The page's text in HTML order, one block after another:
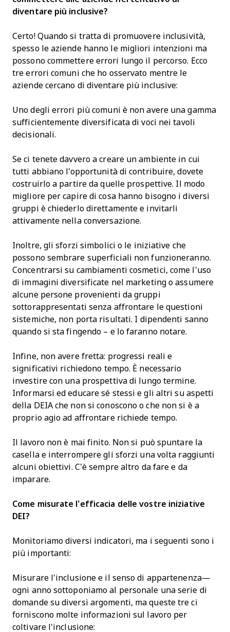
diventare più inclusive?
Certo! Quando si tratta di promuovere inclusività,
spesso le aziende hanno le migliori intenzioni ma
possono commettere errori lungo il percorso. Ecco
tre errori comuni che ho osservato mentre le
aziende cercano di diventare più inclusive:
Uno degli errori più comuni è non avere una gamma
sufficientemente diversificata di voci nei tavoli
decisionali.
Se ci tenete davvero a creare un ambiente in cui
tutti abbiano l'opportunità di contribuire, dovete
costruirlo a partire da quelle prospettive. Il modo
migliore per capire di cosa hanno bisogno i diversi
gruppi è chiederlo direttamente e invitarli
attivamente nella conversazione.
Inoltre, gli sforzi simbolici o le iniziative che
possono sembrare superficiali non funzioneranno.
Concentrarsi su cambiamenti cosmetici, come l’uso
di immagini diversificate nel marketing o assumere
alcune persone provenienti da gruppi
sottorappresentati senza affrontare le questioni
sistemiche, non porta risultati. I dipendenti sanno
quando si sta fingendo – e lo faranno notare.
Infine, non avere fretta: progressi reali e
significativi richiedono tempo. È necessario
investire con una prospettiva di lungo termine.
Informarsi ed educare sé stessi e gli altri su aspetti
della DEIA che non si conoscono o che non si è a
proprio agio ad affrontare richiede tempo.
Il lavoro non è mai finito. Non si può spuntare la
casella e interrompere gli sforzi una volta raggiunti
alcuni obiettivi. C’è sempre altro da fare e da
imparare.
Come misurate l’efficacia delle vostre iniziative
DEI?
Monitoriamo diversi indicatori, ma i seguenti sono i
più importanti:
Misurare l'inclusione e il senso di appartenenza—
ogni anno sottoponiamo al personale una serie di
domande su diversi argomenti, ma queste tre ci
forniscono molte informazioni sul lavoro per
coltivare l'inclusione: